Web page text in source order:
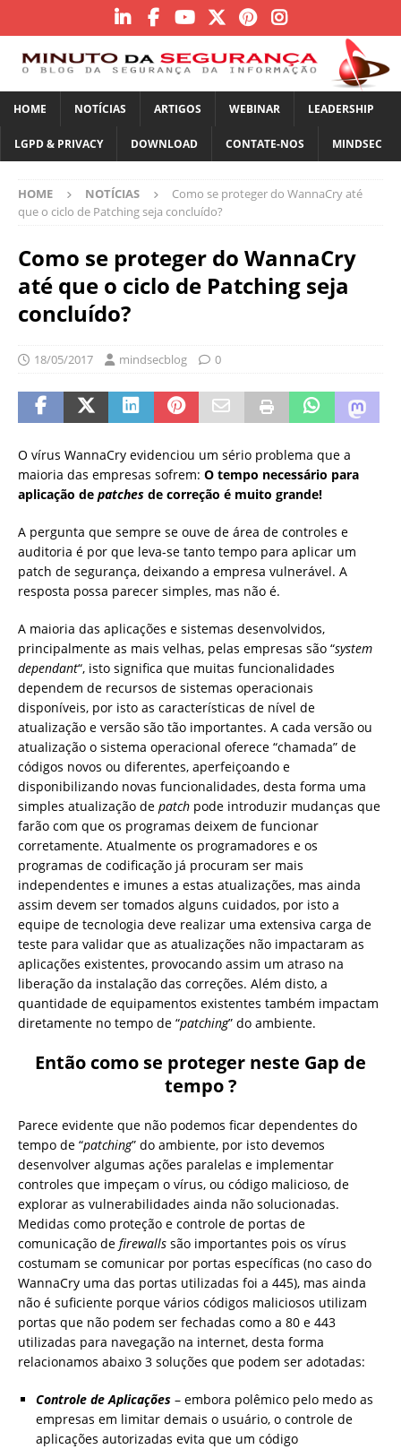
HOME NOTÍCIAS ARTIGOS WEBINAR LEADERSHIP
LGPD & PRIVACY DOWNLOAD CONTATE-NOS MINDSEC
HOME NOTÍCIAS
Como se proteger do WannaCry até
que o ciclo de Patching seja concluído?
Como se proteger do WannaCry
até que o ciclo de Patching seja
concluído?
18/05/2017 mindsecblog 0
O vírus WannaCry evidenciou um sério problema que a
maioria das empresas sofrem: O tempo necessário para
aplicação de patches de correção é muito grande!
A pergunta que sempre se ouve de área de controles e
auditoria é por que leva-se tanto tempo para aplicar um
patch de segurança, deixando a empresa vulnerável. A
resposta possa parecer simples, mas não é.
A maioria das aplicações e sistemas desenvolvidos,
principalmente as mais velhas, pelas empresas são “system
dependant“, isto significa que muitas funcionalidades
dependem de recursos de sistemas operacionais
disponíveis, por isto as características de nível de
atualização e versão são tão importantes. A cada versão ou
atualização o sistema operacional oferece “chamada” de
códigos novos ou diferentes, aperfeiçoando e
disponibilizando novas funcionalidades, desta forma uma
simples atualização de patch pode introduzir mudanças que
farão com que os programas deixem de funcionar
corretamente. Atualmente os programadores e os
programas de codificação já procuram ser mais
independentes e imunes a estas atualizações, mas ainda
assim devem ser tomados alguns cuidados, por isto a
equipe de tecnologia deve realizar uma extensiva carga de
teste para validar que as atualizações não impactaram as
aplicações existentes, provocando assim um atraso na
liberação da instalação das correções. Além disto, a
quantidade de equipamentos existentes também impactam
diretamente no tempo de “patching” do ambiente.
Então como se proteger neste Gap de
tempo ?
Parece evidente que não podemos ficar dependentes do
tempo de “patching” do ambiente, por isto devemos
desenvolver algumas ações paralelas e implementar
controles que impeçam o vírus, ou código malicioso, de
explorar as vulnerabilidades ainda não solucionadas.
Medidas como proteção e controle de portas de
comunicação de firewalls são importantes pois os vírus
costumam se comunicar por portas específicas (no caso do
WannaCry uma das portas utilizadas foi a 445), mas ainda
não é suficiente porque vários códigos maliciosos utilizam
portas que não podem ser fechadas como a 80 e 443
utilizadas para navegação na internet, desta forma
relacionamos abaixo 3 soluções que podem ser adotadas:
Controle de Aplicações – embora polêmico pelo medo as
empresas em limitar demais o usuário, o controle de
aplicações autorizadas evita que um código